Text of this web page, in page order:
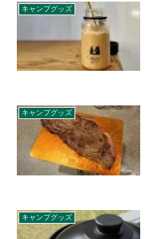
キャンプグッズ
キャンプグッズ
キャンプグッズ